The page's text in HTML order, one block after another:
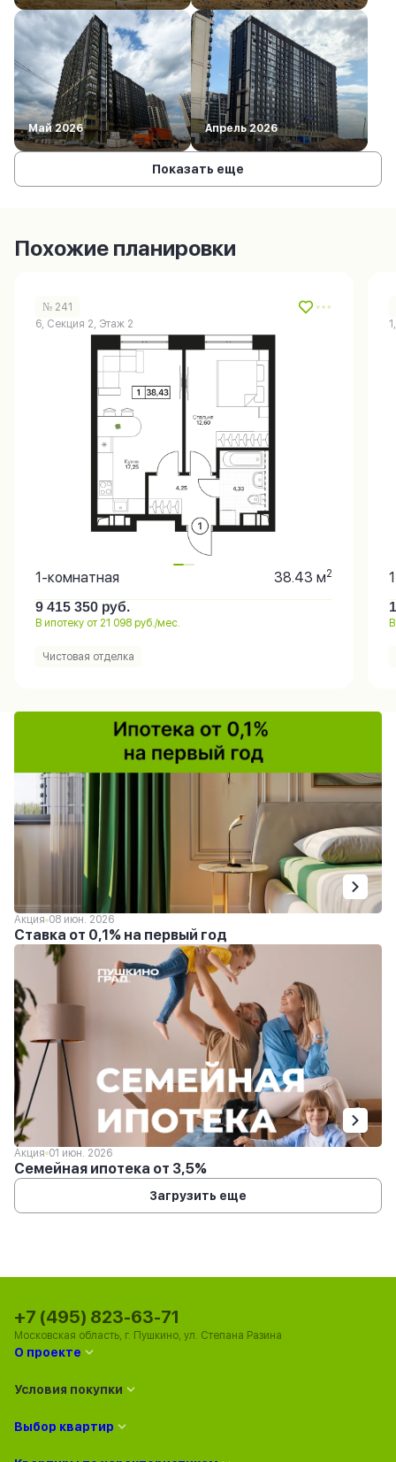
Май 2026 Апрель 2026
Показать еще
Похожие планировки
№ 241
6, Секция 2, Этаж 2
1-комнатная 38.43 м2
9 415 350 руб.
В ипотеку от 21 098 руб./мес.
Чистовая отделка
Акция 08 июн. 2026
Ставка от 0,1% на первый год
Акция 01 июн. 2026
Семейная ипотека от 3,5%
Загрузить еще
О проекте
Условия покупки
Выбор квартир
+7 (495) 823-63-71
Московская область, г. Пушкино, ул. Степана Разина